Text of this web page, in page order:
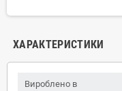
ХАРАКТЕРИСТИКИ
Вироблено в